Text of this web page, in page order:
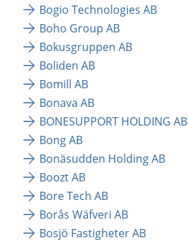
Bogio Technologies AB
Boho Group AB
Bokusgruppen AB
Boliden AB
Bomill AB
Bonava AB
BONESUPPORT HOLDING AB
Bong AB
Bonäsudden Holding AB
Boozt AB
Bore Tech AB
Borås Wäfveri AB
Bosjö Fastigheter AB